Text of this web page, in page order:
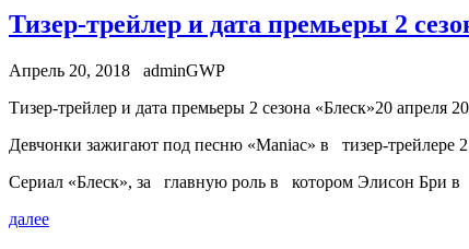
Тизер-трейлер и дата премьеры 2
Апрель 20, 2018
adminGWP
Тизeр-трeйлeр и дата премьеры 2 сезона «Блеск»20
Девчонки зажигают под песню «Maniac» в тизер-трейлере
Сериал «Блеск», за главную роль в котором Элисон Бри
далее